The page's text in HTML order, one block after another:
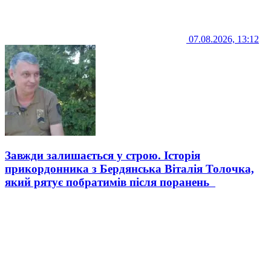
07.08.2026, 13:12
Завжди залишається у строю. Історія
прикордонника з Бердянська Віталія Толочка,
який рятує побратимів після поранень